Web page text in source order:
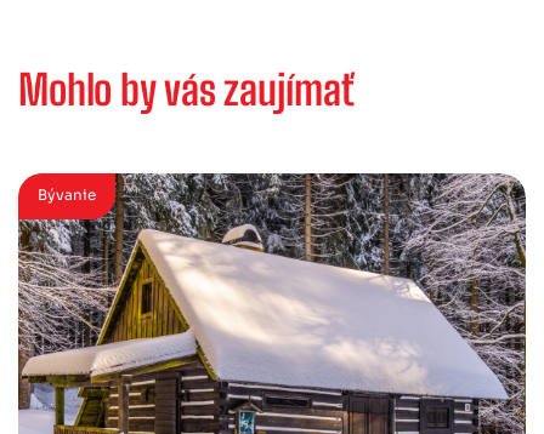
Mohlo byvás zaujímať
Bývanie